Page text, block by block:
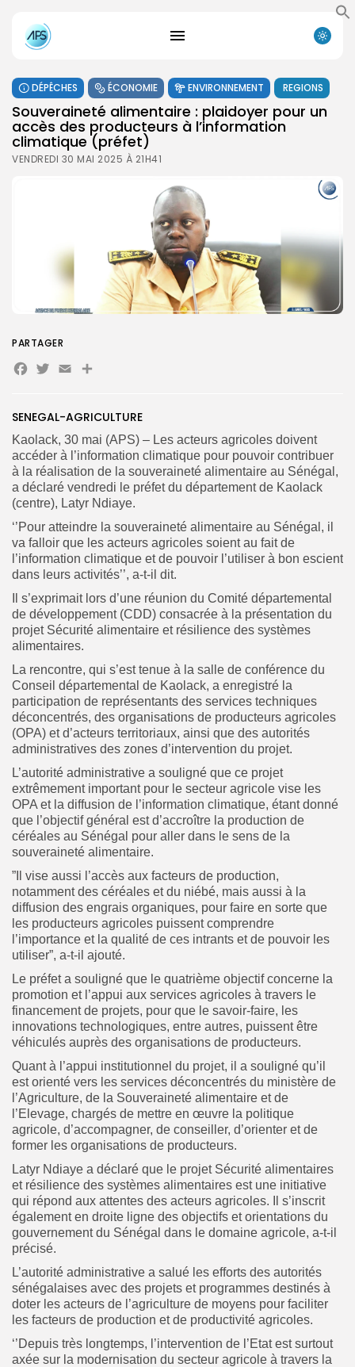
for:
Button
FR
DÉPÊCHES ÉCONOMIE ENVIRONNEMENT REGIONS
Souveraineté alimentaire : plaidoyer pour un
accès des producteurs à l’information
climatique (préfet)
VENDREDI 30 MAI 2025 À 21H41
SENEGAL-AGRICULTURE
Kaolack, 30 mai (APS) – Les acteurs agricoles doivent
accéder à l’information climatique pour pouvoir contribuer
à la réalisation de la souveraineté alimentaire au Sénégal,
a déclaré vendredi le préfet du département de Kaolack
(centre), Latyr Ndiaye.
‘’Pour atteindre la souveraineté alimentaire au Sénégal, il
va falloir que les acteurs agricoles soient au fait de
l’information climatique et de pouvoir l’utiliser à bon escient
dans leurs activités’’, a-t-il dit.
Il s’exprimait lors d’une réunion du Comité départemental
de développement (CDD) consacrée à la présentation du
projet Sécurité alimentaire et résilience des systèmes
alimentaires.
La rencontre, qui s’est tenue à la salle de conférence du
Conseil départemental de Kaolack, a enregistré la
participation de représentants des services techniques
déconcentrés, des organisations de producteurs agricoles
(OPA) et d’acteurs territoriaux, ainsi que des autorités
administratives des zones d’intervention du projet.
L’autorité administrative a souligné que ce projet
extrêmement important pour le secteur agricole vise les
OPA et la diffusion de l’information climatique, étant donné
que l’objectif général est d’accroître la production de
céréales au Sénégal pour aller dans le sens de la
souveraineté alimentaire.
”Il vise aussi l’accès aux facteurs de production,
notamment des céréales et du niébé, mais aussi à la
diffusion des engrais organiques, pour faire en sorte que
les producteurs agricoles puissent comprendre
l’importance et la qualité de ces intrants et de pouvoir les
utiliser”, a-t-il ajouté.
Le préfet a souligné que le quatrième objectif concerne la
promotion et l’appui aux services agricoles à travers le
financement de projets, pour que le savoir-faire, les
innovations technologiques, entre autres, puissent être
véhiculés auprès des organisations de producteurs.
Quant à l’appui institutionnel du projet, il a souligné qu’il
est orienté vers les services déconcentrés du ministère de
l’Agriculture, de la Souveraineté alimentaire et de
l’Elevage, chargés de mettre en œuvre la politique
agricole, d’accompagner, de conseiller, d’orienter et de
former les organisations de producteurs.
Latyr Ndiaye a déclaré que le projet Sécurité alimentaires
et résilience des systèmes alimentaires est une initiative
qui répond aux attentes des acteurs agricoles. Il s’inscrit
également en droite ligne des objectifs et orientations du
gouvernement du Sénégal dans le domaine agricole, a-t-il
précisé.
L’autorité administrative a salué les efforts des autorités
sénégalaises avec des projets et programmes destinés à
doter les acteurs de l’agriculture de moyens pour faciliter
les facteurs de production et de productivité agricoles.
‘’Depuis très longtemps, l’intervention de l’Etat est surtout
axée sur la modernisation du secteur agricole à travers la
PARTAGER
Facebook
Twitter
EmailPartager